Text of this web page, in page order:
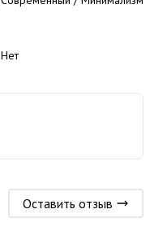
Нет
Оставить отзыв